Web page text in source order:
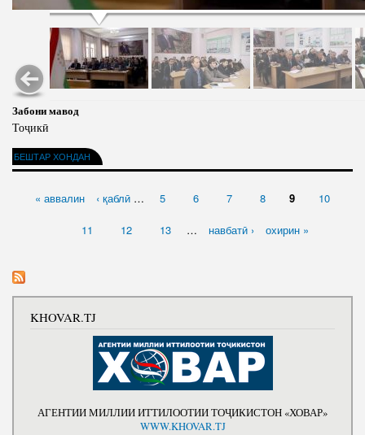
Забони мавод
Тоҷикӣ
БЕШТАР ХОНДАН
САҲИФАҲО
« аввалин ‹ қаблӣ … 5 6 7 8 9 10
11 12 13 … навбатӣ › охирин »
KHOVAR.TJ
АГЕНТИИ МИЛЛИИ ИТТИЛООТИИ ТОҶИКИСТОН «ХОВАР»
WWW.KHOVAR.TJ